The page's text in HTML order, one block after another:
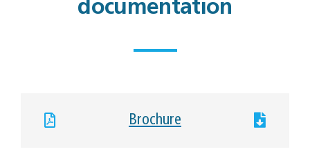
documentation
Brochure